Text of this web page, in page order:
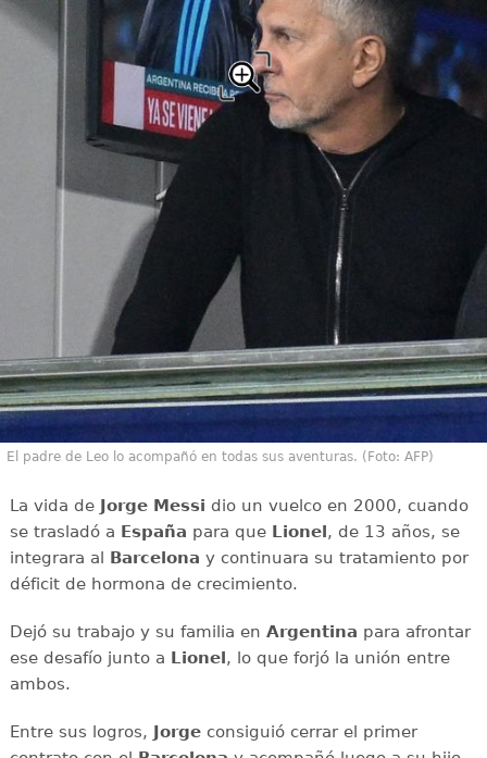
El padre de Leo lo acompañó en todas sus aventuras. (Foto: AFP)
La vida de Jorge Messi dio un vuelco en 2000, cuando
se trasladó a España para que Lionel, de 13 años, se
integrara al Barcelona y continuara su tratamiento por
déficit de hormona de crecimiento.
Dejó su trabajo y su familia en Argentina para afrontar
ese desafío junto a Lionel, lo que forjó la unión entre
ambos.
Entre sus logros, Jorgeconsiguió cerrar el primer